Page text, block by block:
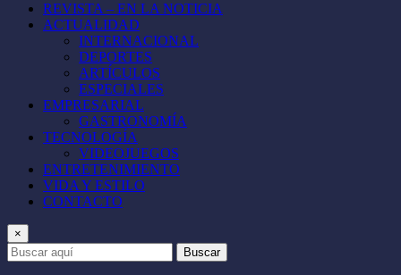
REVISTA – EN LA NOTICIA
ACTUALIDAD
INTERNACIONAL
DEPORTES
ARTÍCULOS
ESPECIALES
EMPRESARIAL
GASTRONOMÍA
TECNOLOGÍA
VIDEOJUEGOS
ENTRETENIMIENTO
VIDA Y ESTILO
CONTACTO
×
Buscar